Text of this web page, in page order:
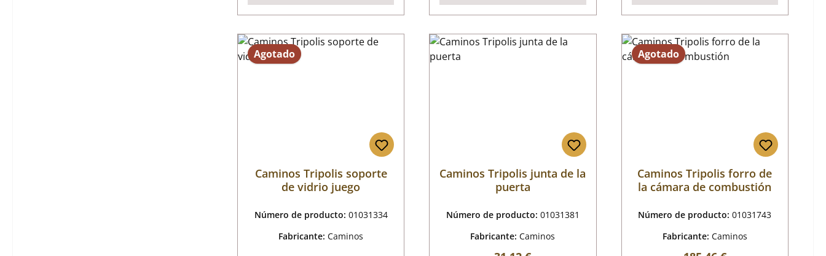
Agotado
Caminos Tripolis soporte
de vidrio juego
Número de producto: 01031334
Fabricante:Caminos
Caminos Tripolis junta de la
puerta
Número de producto: 01031381
Fabricante:Caminos
Agotado
Caminos Tripolis forro de
la cámara de combustión
Número de producto:01031743
Fabricante: Caminos